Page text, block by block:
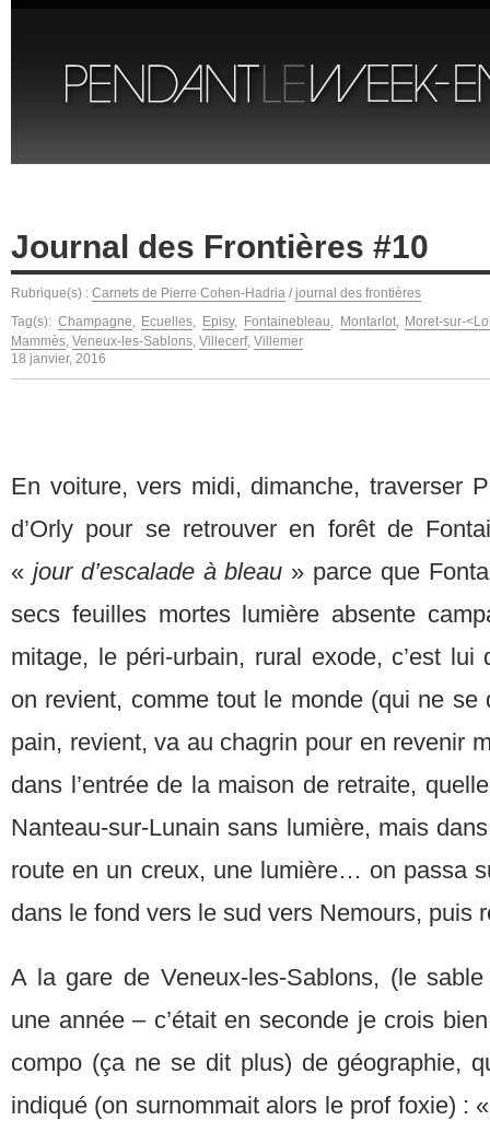
Journal des Frontières #10
Rubrique(s) : Carnets de Pierre Cohen-Hadria / journal des frontières
Tag(s): Champagne, Ecuelles, Episy, Fontainebleau, Montarlot, Moret-sur-
Mammès, Veneux-les-Sablons, Villecerf, Villemer
18 janvier, 2016
En voiture, vers midi, dimanche, traverser
d’Orly pour se retrouver en forêt de
« jour d’escalade à bleau » parce que
secs feuilles mortes lumière absente
mitage, le péri-urbain, rural exode, c’est lui
on revient, comme tout le monde (qui ne se
pain, revient, va au chagrin pour en revenir
dans l’entrée de la maison de retraite,
Nanteau-sur-Lunain sans lumière, mais
route en un creux, une lumière… on passa
dans le fond vers le sud vers Nemours, puis
A la gare de Veneux-les-Sablons, (le
une année – c’était en seconde je crois
compo (ça ne se dit plus) de géographie,
indiqué (on surnommait alors le prof foxie) :